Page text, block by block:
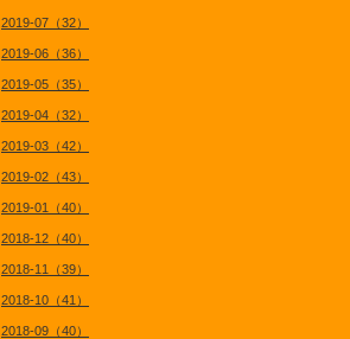
2019-07（32）
2019-06（36）
2019-05（35）
2019-04（32）
2019-03（42）
2019-02（43）
2019-01（40）
2018-12（40）
2018-11（39）
2018-10（41）
2018-09（40）